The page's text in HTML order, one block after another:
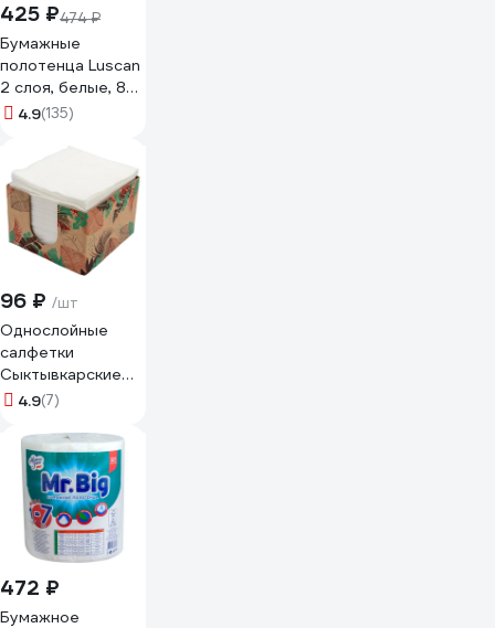
425 ₽474 ₽
Бумажные
полотенца Luscan
2 слоя, белые, 8
рулонов по 12
4.9(135)
96 ₽ /шт
Однослойные
салфетки
Сыктывкарские
24x24 см, со
тиснением, 100
шт., в коробке
СК1.1
4.9(7)
472 ₽
Бумажное